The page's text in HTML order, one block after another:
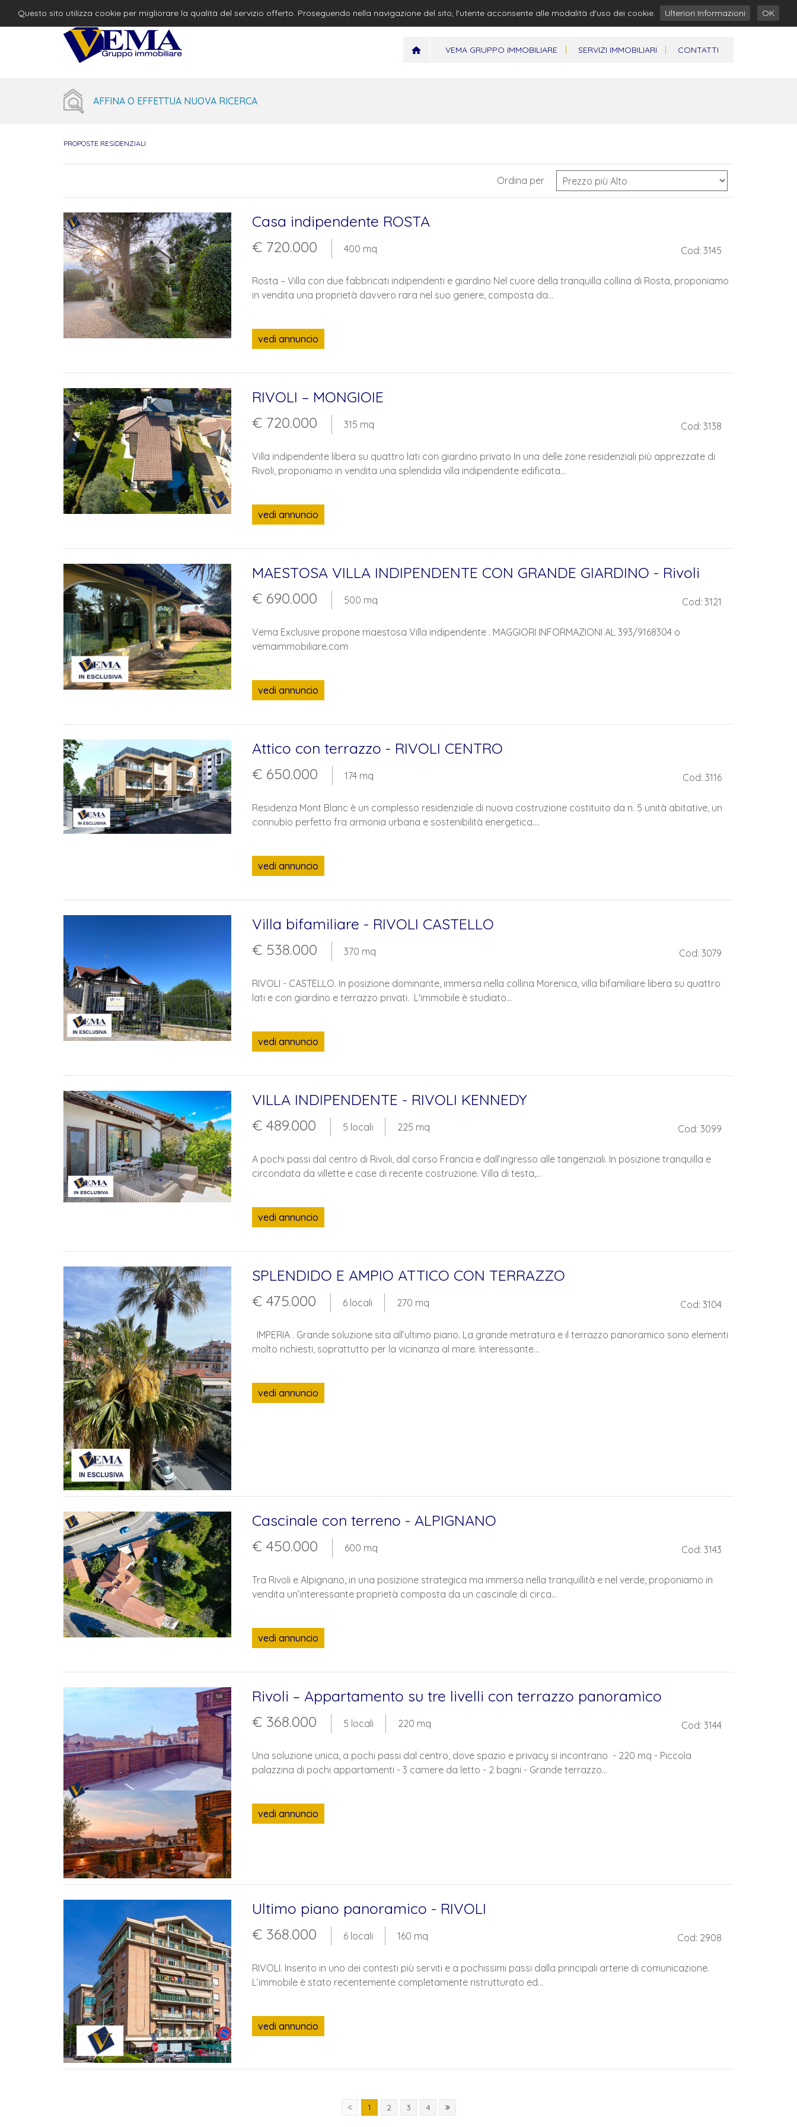
VEMA GRUPPO IMMOBILIARE SERVIZI IMMOBILIARI CONTATTI
AFFINA O EFFETTUA NUOVA RICERCA
GIARDINO TERRAZZO ASCENSORE
Salva la tua ricerca
PROPOSTE RESIDENZIALI
Ordina per
Casa indipendente ROSTA
€ 720.000
400 mq Cod: 3145
Rosta – Villa con due fabbricati indipendenti e giardino Nel cuore della tranquilla collina di Rosta, proponiamo
in vendita una proprietà davvero rara nel suo genere, composta da...
vedi annuncio
RIVOLI – MONGIOIE
€ 720.000
315 mq Cod: 3138
Villa indipendente libera su quattro lati con giardino privato In una delle zone residenziali più apprezzate di
Rivoli, proponiamo in vendita una splendida villa indipendente edificata...
vedi annuncio
MAESTOSA VILLA INDIPENDENTE CON GRANDE GIARDINO - Rivoli
€ 690.000
500 mq Cod: 3121
Vema Exclusive propone maestosa Villa indipendente . MAGGIORI INFORMAZIONI AL 393/9168304 o
vemaimmobiliare.com
vedi annuncio
Attico con terrazzo - RIVOLI CENTRO
€ 650.000
174 mq Cod: 3116
Residenza Mont Blanc è un complesso residenziale di nuova costruzione costituito da n. 5 unità abitative, un
connubio perfetto fra armonia urbana e sostenibilità energetica....
vedi annuncio
Villa bifamiliare - RIVOLI CASTELLO
€ 538.000
370 mq Cod: 3079
RIVOLI - CASTELLO. In posizione dominante, immersa nella collina Morenica, villa bifamiliare libera su quattro
lati e con giardino e terrazzo privati. L'immobile è studiato...
vedi annuncio
VILLA INDIPENDENTE - RIVOLI KENNEDY
€ 489.000
5 locali 225 mq Cod: 3099
A pochi passi dal centro di Rivoli, dal corso Francia e dall’ingresso alle tangenziali. In posizione tranquilla e
circondata da villette e case di recente costruzione. Villa di testa,...
vedi annuncio
SPLENDIDO E AMPIO ATTICO CON TERRAZZO
€ 475.000
6 locali 270 mq Cod: 3104
IMPERIA . Grande soluzione sita all’ultimo piano. La grande metratura e il terrazzo panoramico sono elementi
molto richiesti, soprattutto per la vicinanza al mare. Interessante...
vedi annuncio
Cascinale con terreno - ALPIGNANO
€ 450.000
600 mq Cod: 3143
Tra Rivoli e Alpignano, in una posizione strategica ma immersa nella tranquillità e nel verde, proponiamo in
vendita un’interessante proprietà composta da un cascinale di circa...
vedi annuncio
Rivoli – Appartamento su tre livelli con terrazzo panoramico
€ 368.000
5 locali 220 mq Cod: 3144
Una soluzione unica, a pochi passi dal centro, dove spazio e privacy si incontrano - 220 mq - Piccola
palazzina di pochi appartamenti - 3 camere da letto - 2 bagni - Grande terrazzo...
vedi annuncio
Ultimo piano panoramico - RIVOLI
€ 368.000
6 locali 160 mq Cod: 2908
RIVOLI. Inserito in uno dei contesti più serviti e a pochissimi passi dalla principali arterie di comunicazione.
L’immobile è stato recentemente completamente ristrutturato ed...
vedi annuncio
1 2 3 4
Questo sito utilizza cookie per migliorare la qualità del servizio offerto. Proseguendo nella navigazione del sito, l'utente acconsente alle modalità d'uso dei cookie. Ulteriori Informazioni OK